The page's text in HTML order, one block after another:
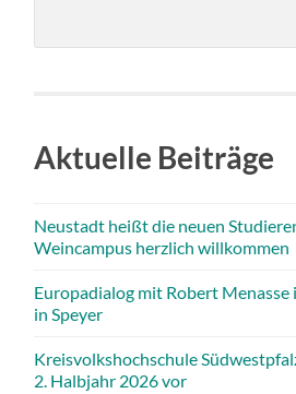
Aktuelle Beiträge
Neustadt heißt die neuen
Weincampus herzlich willkommen
Europadialog mit Robert Menasse
in Speyer
Kreisvolkshochschule
2. Halbjahr 2026 vor